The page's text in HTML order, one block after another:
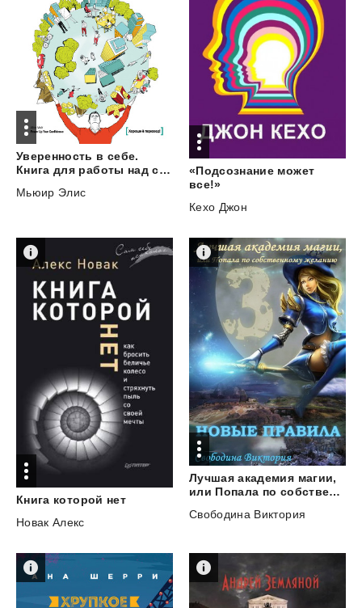
Уверенность в себе.
Книга для работы над собой
Мьюир Элис
«Подсознание может
все!»
Кехо Джон
Книга которой нет
Новак Алекс
Лучшая академия магии,
или Попала по собственному желанию. Часть 3. Новые правила
Свободина Виктория